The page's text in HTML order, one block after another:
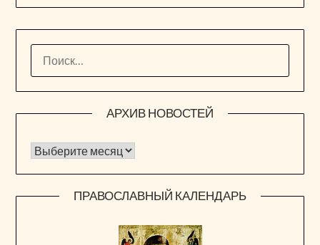
АРХИВ НОВОСТЕЙ
Архив новостей
ПРАВОСЛАВНЫЙ КАЛЕНДАРЬ